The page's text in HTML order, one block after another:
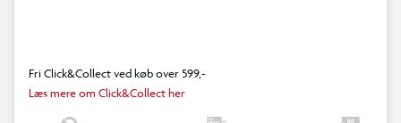
Fri Click&Collect ved køb over 599,-
Læs mere om Click&Collect her